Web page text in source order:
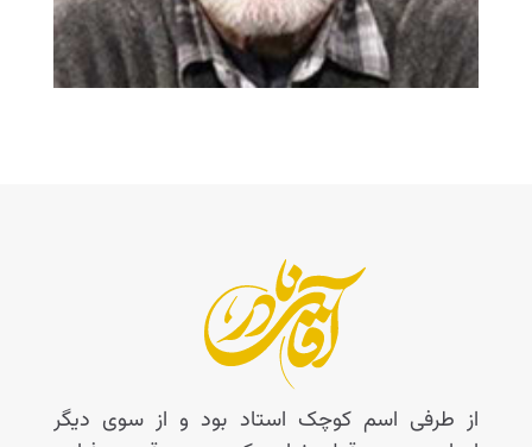
از طرفی اسم کوچک استاد بود و از سوی دیگر